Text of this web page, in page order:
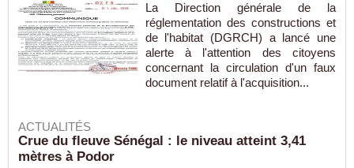
La Direction générale de la
réglementation des constructions et
de l'habitat (DGRCH) a lancé une
alerte à l'attention des citoyens
concernant la circulation d'un faux
document relatif à l'acquisition...
ACTUALITÉS
Crue du fleuve Sénégal : le niveau atteint 3,41
mètres à Podor